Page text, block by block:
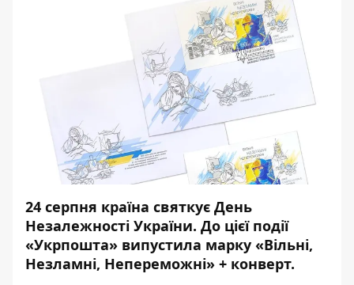
24 серпня країна святкує День
Незалежності України. До цієї події
«Укрпошта» випустила марку «Вільні,
Незламні, Непереможні» + конверт.